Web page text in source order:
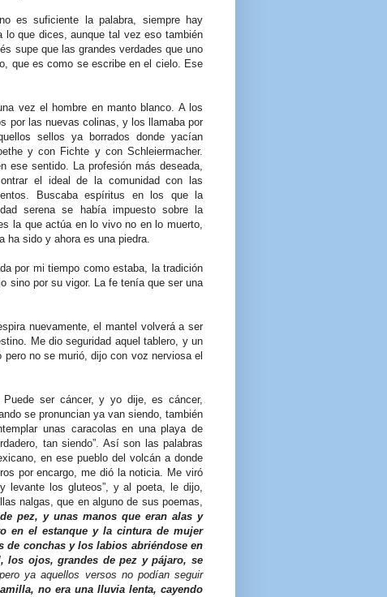
es suficiente la palabra, siempre hay
lo que dices, aunque tal vez eso también
supe que las grandes verdades que uno
que es como se escribe en el cielo. Ese
vez el hombre en manto blanco. A los
por las nuevas colinas, y los llamaba por
sellos ya borrados donde yacían
y con Fichte y con Schleiermacher.
ese sentido. La profesión más deseada,
el ideal de la comunidad con las
Buscaba espíritus en los que la
serena se había impuesto sobre la
la que actúa en lo vivo no en lo muerto,
ha sido y ahora es una piedra.
por mi tiempo como estaba, la tradición
sino por su vigor. La fe tenía que ser una
nuevamente, el mantel volverá a ser
Me dio seguridad aquel tablero, y un
no se murió, dijo con voz nerviosa el
ser cáncer, y yo dije, es cáncer,
se pronuncian ya van siendo, también
unas caracolas en una playa de
tan siendo”. Así son las palabras
en ese pueblo del volcán a donde
por encargo, me dió la noticia. Me viró
levante los gluteos”, y al poeta, le dijo,
nalgas, que en alguno de sus poemas,
pez, y unas manos que eran alas y
en el estanque y la cintura de mujer
de conchas y los labios abriéndose en
los ojos, grandes de pez y pájaro, se
pero ya aquellos versos no podían seguir
no era una lluvia lenta, cayendo